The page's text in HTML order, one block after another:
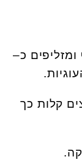
כ–
.
קלות כך
.